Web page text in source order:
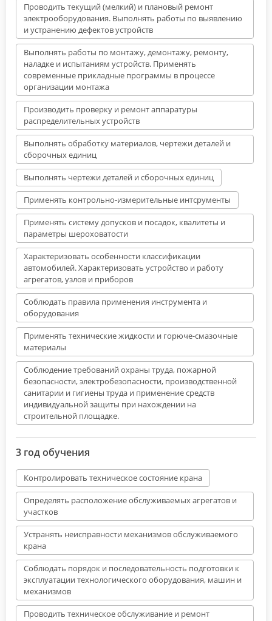
Проводить текущий (мелкий) и плановый ремонт
электрооборудования. Выполнять работы по выявлению
и устранению дефектов устройств
Выполнять работы по монтажу, демонтажу, ремонту,
наладке и испытаниям устройств. Применять
современные прикладные программы в процессе
организации монтажа
Производить проверку и ремонт аппаратуры
распределительных устройств
Выполнять обработку материалов, чертежи деталей и
сборочных единиц
Выполнять чертежи деталей и сборочных единиц
Применять контрольно-измерительные интсрументы
Применять систему допусков и посадок, квалитеты и
параметры шероховатости
Характеризовать особенности классификации
автомобилей. Характеризовать устройство и работу
агрегатов, узлов и приборов
Соблюдать правила применения инструмента и
оборудования
Применять технические жидкости и горюче-смазочные
материалы
Соблюдение требований охраны труда, пожарной
безопасности, электробезопасности, производственной
санитарии и гигиены труда и применение средств
индивидуальной защиты при нахождении на
строительной площадке.
3 год обучения
Контролировать техническое состояние крана
Определять расположение обслуживаемых агрегатов и
участков
Устранять неисправности механизмов обслуживаемого
крана
Соблюдать порядок и последовательность подготовки к
эксплуатации технологического оборудования, машин и
механизмов
Проводить техническое обслуживание и ремонт